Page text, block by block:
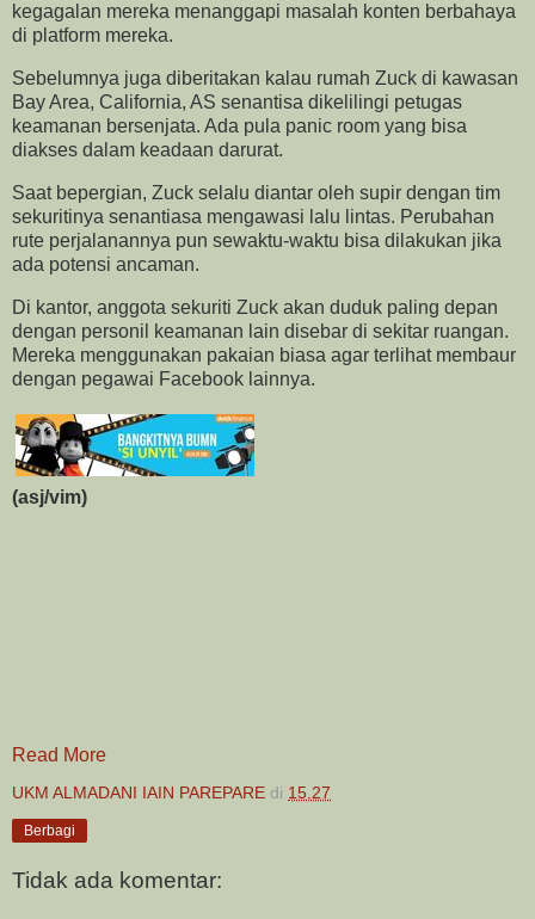
kegagalan mereka menanggapi masalah konten berbahaya
di platform mereka.
Sebelumnya juga diberitakan kalau rumah Zuck di kawasan
Bay Area, California, AS senantisa dikelilingi petugas
keamanan bersenjata. Ada pula panic room yang bisa
diakses dalam keadaan darurat.
Saat bepergian, Zuck selalu diantar oleh supir dengan tim
sekuritinya senantiasa mengawasi lalu lintas. Perubahan
rute perjalanannya pun sewaktu-waktu bisa dilakukan jika
ada potensi ancaman.
Di kantor, anggota sekuriti Zuck akan duduk paling depan
dengan personil keamanan lain disebar di sekitar ruangan.
Mereka menggunakan pakaian biasa agar terlihat membaur
dengan pegawai Facebook lainnya.
(asj/vim)
Read More
UKM ALMADANI IAIN PAREPARE di 15.27
Berbagi
Tidak ada komentar: